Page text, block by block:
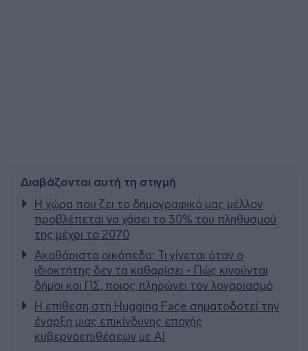
Διαβάζονται αυτή τη στιγμή
Η χώρα που ζει το δημογραφικό μας μέλλον
προβλέπεται να χάσει το 30% του πληθυσμού
της μέχρι το 2070
Ακαθάριστα οικόπεδα: Τι γίνεται όταν ο
ιδιοκτήτης δεν τα καθαρίσει - Πώς κινούνται
δήμοι και ΠΣ, ποιος πληρώνει τον λογαριασμό
Η επίθεση στη Hugging Face σηματοδοτεί την
έναρξη μιας επικίνδυνης εποχής
κυβερνοεπιθέσεων με AI